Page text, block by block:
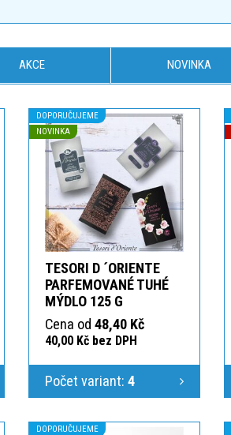
AKCE NOVINKA
DOPORUČUJEME
NOVINKA
TESORI D ´ORIENTE
PARFEMOVANÉ TUHÉ
MÝDLO 125 G
Cena od 48,40 Kč
40,00 Kč bez DPH
Počet variant: 4
DOPORUČUJEME